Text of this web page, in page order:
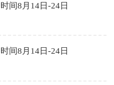
间8月14日-24日
间8月14日-24日